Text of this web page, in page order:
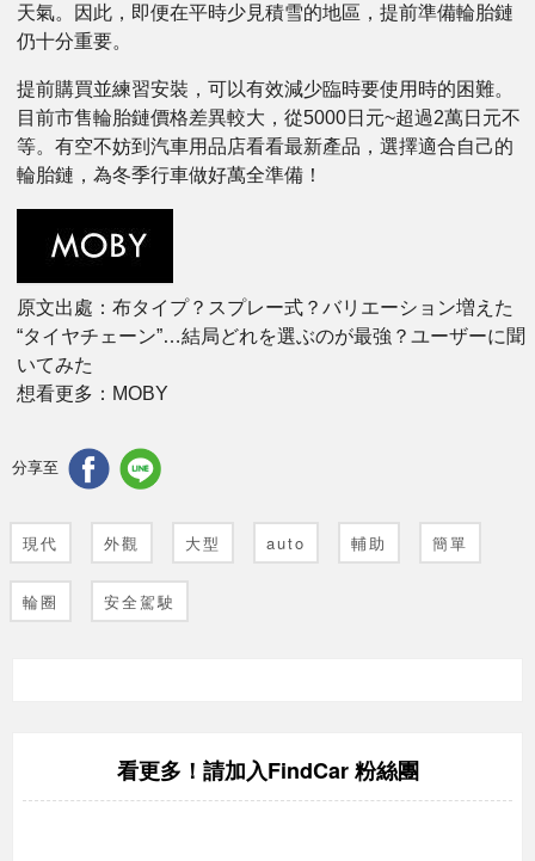
天氣。因此，即便在平時少見積雪的地區，提前準備輪胎鏈
仍十分重要。
提前購買並練習安裝，可以有效減少臨時要使用時的困難。
目前市售輪胎鏈價格差異較大，從5000日元~超過2萬日元不
等。有空不妨到汽車用品店看看最新產品，選擇適合自己的
輪胎鏈，為冬季行車做好萬全準備！
原文出處：布タイプ？スプレー式？バリエーション増えた
“タイヤチェーン”…結局どれを選ぶのが最強？ユーザーに聞
いてみた
想看更多：MOBY
分享至
現代 外觀 大型 auto 輔助 簡單
輪圈 安全駕駛
看更多！請加入FindCar 粉絲團